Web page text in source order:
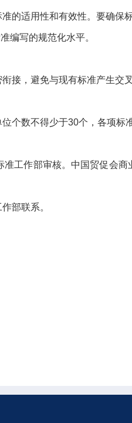
的适用性和有效性。要确保
编写的规范化水平。
接，避免与现有标准产生交叉
个数不得少于30个，各项标
工作部审核。中国贸促会
部联系。